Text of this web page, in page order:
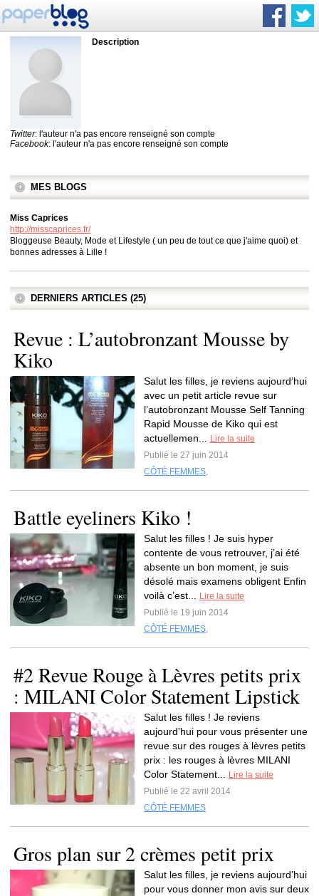
Description
Twitter: l'auteur n'a pas encore renseigné son compte
Facebook: l'auteur n'a pas encore renseigné son compte
MES BLOGS
Miss Caprices
http://misscaprices.fr/
Bloggeuse Beauty, Mode et Lifestyle ( un peu de tout ce que j'aime quoi) et
bonnes adresses à Lille !
DERNIERS ARTICLES (25)
Revue : L’autobronzant Mousse by
Kiko
Salut les filles, je reviens aujourd’hui
avec un petit article revue sur
l’autobronzant Mousse Self Tanning
Rapid Mousse de Kiko qui est
actuellemen...
Lire la suite
Publié le 27 juin 2014
CÔTÉ FEMMES,
Battle eyeliners Kiko !
Salut les filles ! Je suis hyper
contente de vous retrouver, j’ai été
absente un bon moment, je suis
désolé mais examens obligent Enfin
voilà c’est...
Lire la suite
Publié le 19 juin 2014
CÔTÉ FEMMES,
#2 Revue Rouge à Lèvres petits prix
: MILANI Color Statement Lipstick
Salut les filles ! Je reviens
aujourd’hui pour vous présenter une
revue sur des rouges à lèvres petits
prix : les rouges à lèvres MILANI
Color Statement...
Lire la suite
Publié le 22 avril 2014
CÔTÉ FEMMES
Gros plan sur 2 crèmes petit prix
Salut les filles, je reviens aujourd’hui
pour vous donner mon avis sur deux